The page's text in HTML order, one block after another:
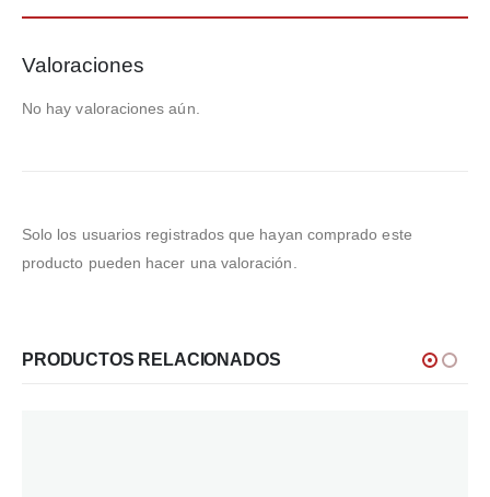
Valoraciones
No hay valoraciones aún.
Solo los usuarios registrados que hayan comprado este
producto pueden hacer una valoración.
PRODUCTOS RELACIONADOS